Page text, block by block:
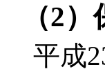
（2
平成